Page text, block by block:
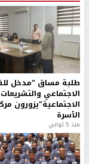
طلبة مساق "مدخل
الاجتماعي والتشريعات
الاجتماعية"يزورون
الأسرة
منذ 5 ثواني